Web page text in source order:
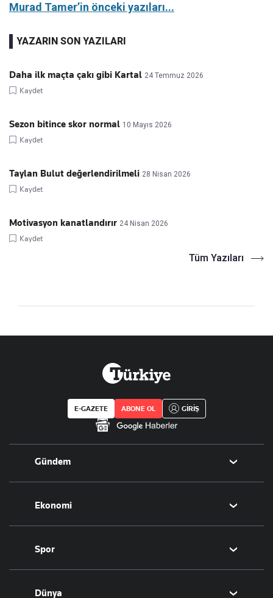
Murad Tamer’in önceki yazıları...
YAZARIN SON YAZILARI
Daha ilk maçta çakı gibi Kartal 24 Temmuz 2026
Kaydet
Sezon bitince skor normal 10 Mayıs 2026
Kaydet
Taylan Bulut değerlendirilmeli 28 Nisan 2026
Kaydet
Motivasyon kanatlandırır 24 Nisan 2026
Kaydet
Tüm Yazıları
E-GAZETE ABONE OL GİRİŞ
Gündem
Politika
Eğitim
Ekonomi
Borsa
Altın
Döviz
Hisse Senedi
Spor
Futbol
Puan Durumu
Dünya